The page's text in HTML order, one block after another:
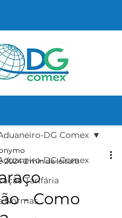
DG Comex
Tarifária
Normas
DG Comex
- Como
2024 2 min de leitura